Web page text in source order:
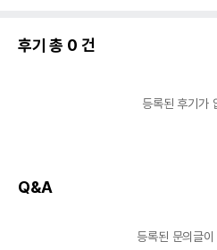
유통기한
유통기한
단, 상품명
후기 총 0 건
등록된 후기가
Q&A
등록된 문의글